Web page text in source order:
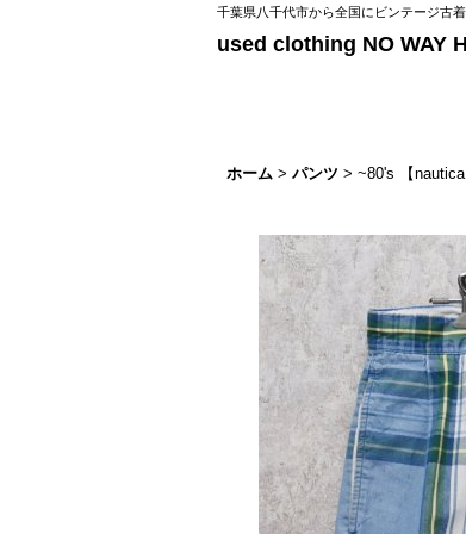
千葉県八千代市から全国にビンテージ古
used clothing NO WAY
ホーム > パンツ > ~80's 【